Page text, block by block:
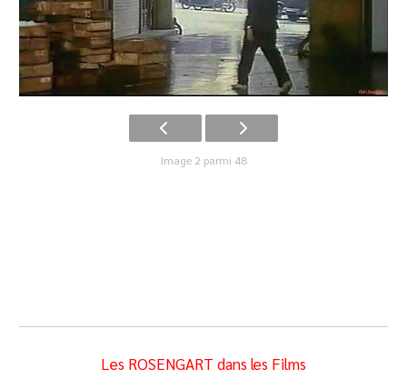
Image 2 parmi 48
Les ROSENGART dans les Films